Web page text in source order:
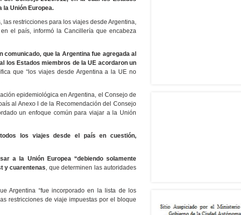
la Unión Europea.
restricciones para los viajes desde Argentina,
el país, informó la Cancillería que encabeza
que la Argentina fue agregada al
los Estados miembros de la UE acordaron un
que “los viajes desde Argentina a la UE no
epidemiológica en Argentina, el Consejo de
al Anexo I de la Recomendación del Consejo
un enfoque común para viajar a la Unión
los viajes desde el país en cuestión,
a la Unión Europea “debiendo solamente
y cuarentenas, que determinen las autoridades
Argentina “fue incorporado en la lista de los
restricciones de viaje impuestas por el bloque